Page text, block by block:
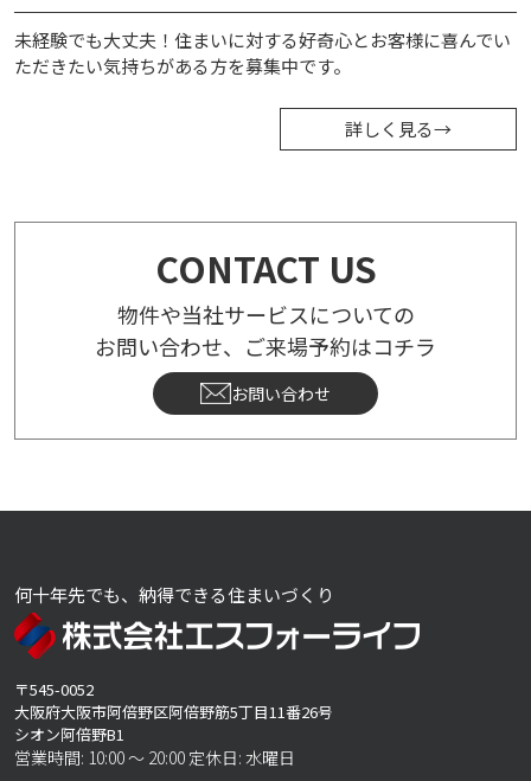
未経験でも大丈夫！住まいに対する好奇心とお客様に喜んでい
ただきたい気持ちがある方を募集中です。
詳しく見る→
CONTACT US
物件や当社サービスについての
お問い合わせ、ご来場予約はコチラ
お問い合わせ
何十年先でも、納得できる住まいづくり
〒545-0052
大阪府大阪市阿倍野区阿倍野筋5丁目11番26号
シオン阿倍野B1
営業時間: 10:00 ～ 20:00 定休日: 水曜日